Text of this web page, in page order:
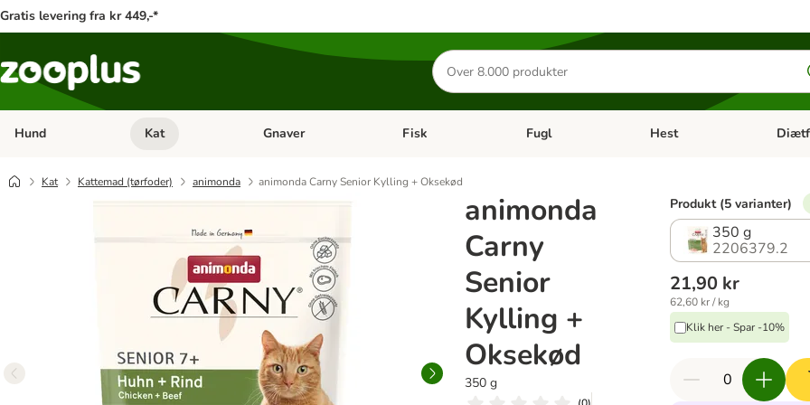
Gratis levering fra kr 449,-*
Søg
efter
produkter
Hund Åben kategori menu: Hund
Kat Åben kategori menu: Kat
Gnaver Åben kategori menu: Gnaver
Fisk Åben kategori menu: Fisk
Fugl Åben kategori menu: Fugl
Hest Åben
Kat Kattemad (tørfoder) animonda animonda Carny Senior Kylling + Oksekød
animonda
Carny
Senior
Kylling +
Oksekød
350 g
Produkt (5 varianter)
350 g
2206379.2
21,90 kr
62,60 kr / kg
Klik her - Spar -10%